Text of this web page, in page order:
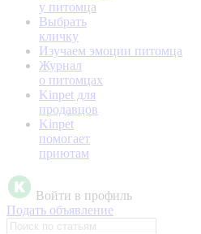
у питомца
Выбрать
кличку
Изучаем эмоции питомца
Журнал
о питомцах
Kinpet для
продавцов
Kinpet
помогает
приютам
Войти в профиль
Подать объявление